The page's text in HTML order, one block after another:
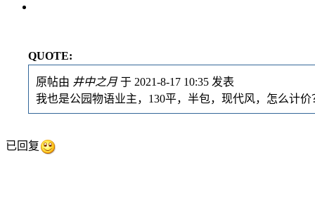
QUOTE:
原帖由 井中之月 于 2021-8-17 10:35 发表
我也是公园物语业主，130平，半包，现代风，怎么计价
已回复